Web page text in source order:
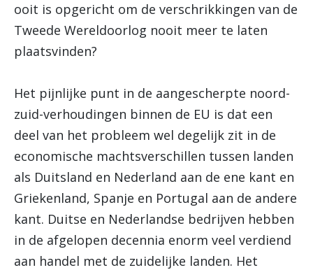
ooit is opgericht om de verschrikkingen van de
Tweede Wereldoorlog nooit meer te laten
plaatsvinden?
Het pijnlijke punt in de aangescherpte noord-
zuid-verhoudingen binnen de EU is dat een
deel van het probleem wel degelijk zit in de
economische machtsverschillen tussen landen
als Duitsland en Nederland aan de ene kant en
Griekenland, Spanje en Portugal aan de andere
kant. Duitse en Nederlandse bedrijven hebben
in de afgelopen decennia enorm veel verdiend
aan handel met de zuidelijke landen. Het